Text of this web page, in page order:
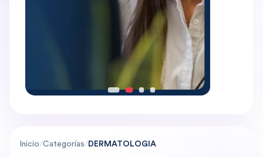
Inicio/Categorías/DERMATOLOGIA